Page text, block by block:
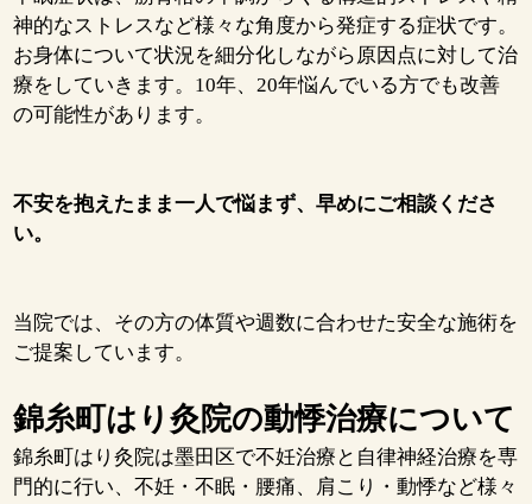
神的なストレスなど様々な角度から発症する症状です。
お身体について状況を細分化しながら原因点に対して治
療をしていきます。10年、20年悩んでいる方でも改善
の可能性があります。
不安を抱えたまま一人で悩まず、早めにご相談くださ
い。
当院では、その方の体質や週数に合わせた安全な施術を
ご提案しています。
錦糸町はり灸院の動悸治療について
錦糸町はり灸院は墨田区で不妊治療と自律神経治療を専
門的に行い、不妊・不眠・腰痛、肩こり・動悸など様々